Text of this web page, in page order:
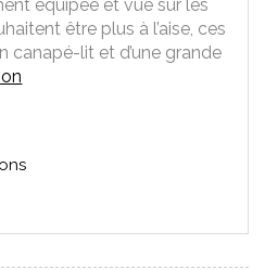
équipée et vue sur les
être plus à l’aise, ces
canapé-lit et d’une grande